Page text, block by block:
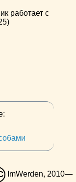
работает с
ImWerden, 2010—